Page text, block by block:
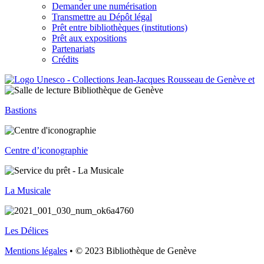
Demander une numérisation
Transmettre au Dépôt légal
Prêt entre bibliothèques (institutions)
Prêt aux expositions
Partenariats
Crédits
Bastions
Centre d’iconographie
La Musicale
Les Délices
Mentions légales • © 2023 Bibliothèque de Genève